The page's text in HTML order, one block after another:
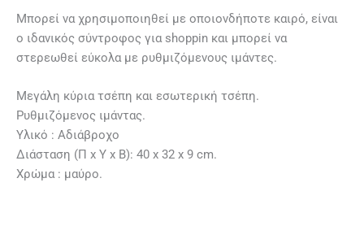
Μπορεί να χρησιμοποιηθεί με οποιονδήποτε καιρό, είναι
ο ιδανικός σύντροφος για shoppin και μπορεί να
στερεωθεί εύκολα με ρυθμιζόμενους ιμάντες.
Μεγάλη κύρια τσέπη και εσωτερική τσέπη.
Ρυθμιζόμενος ιμάντας.
Υλικό : Αδιάβροχο
Διάσταση (Π x Υ x Β): 40 x 32 x 9 cm.
Χρώμα : μαύρο.